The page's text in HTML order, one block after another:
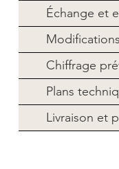
Échange et
Chiffrage
Plans
Livraison et